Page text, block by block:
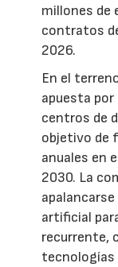
millones de
contratos
2026.
En el
apuesta
centros de
objetivo de
anuales en
2030. La
artificial
recurrente,
tecnologías